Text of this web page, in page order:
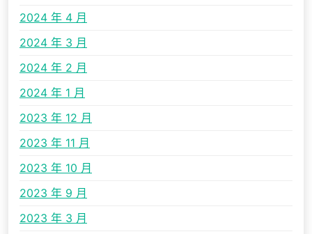
2024 年 4 月
2024 年 3 月
2024 年 2 月
2024 年 1 月
2023 年 12 月
2023 年 11 月
2023 年 10 月
2023 年 9 月
2023 年 3 月